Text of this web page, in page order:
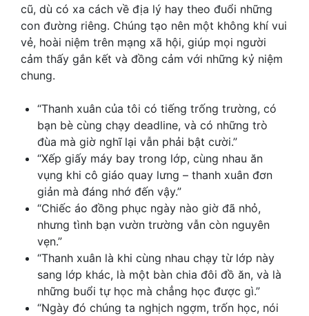
cũ, dù có xa cách về địa lý hay theo đuổi những
con đường riêng. Chúng tạo nên một không khí vui
vẻ, hoài niệm trên mạng xã hội, giúp mọi người
cảm thấy gắn kết và đồng cảm với những kỷ niệm
chung.
“Thanh xuân của tôi có tiếng trống trường, có
bạn bè cùng chạy deadline, và có những trò
đùa mà giờ nghĩ lại vẫn phải bật cười.”
“Xếp giấy máy bay trong lớp, cùng nhau ăn
vụng khi cô giáo quay lưng – thanh xuân đơn
giản mà đáng nhớ đến vậy.”
“Chiếc áo đồng phục ngày nào giờ đã nhỏ,
nhưng tình bạn vườn trường vẫn còn nguyên
vẹn.”
“Thanh xuân là khi cùng nhau chạy từ lớp này
sang lớp khác, là một bàn chia đôi đồ ăn, và là
những buổi tự học mà chẳng học được gì.”
“Ngày đó chúng ta nghịch ngợm, trốn học, nói